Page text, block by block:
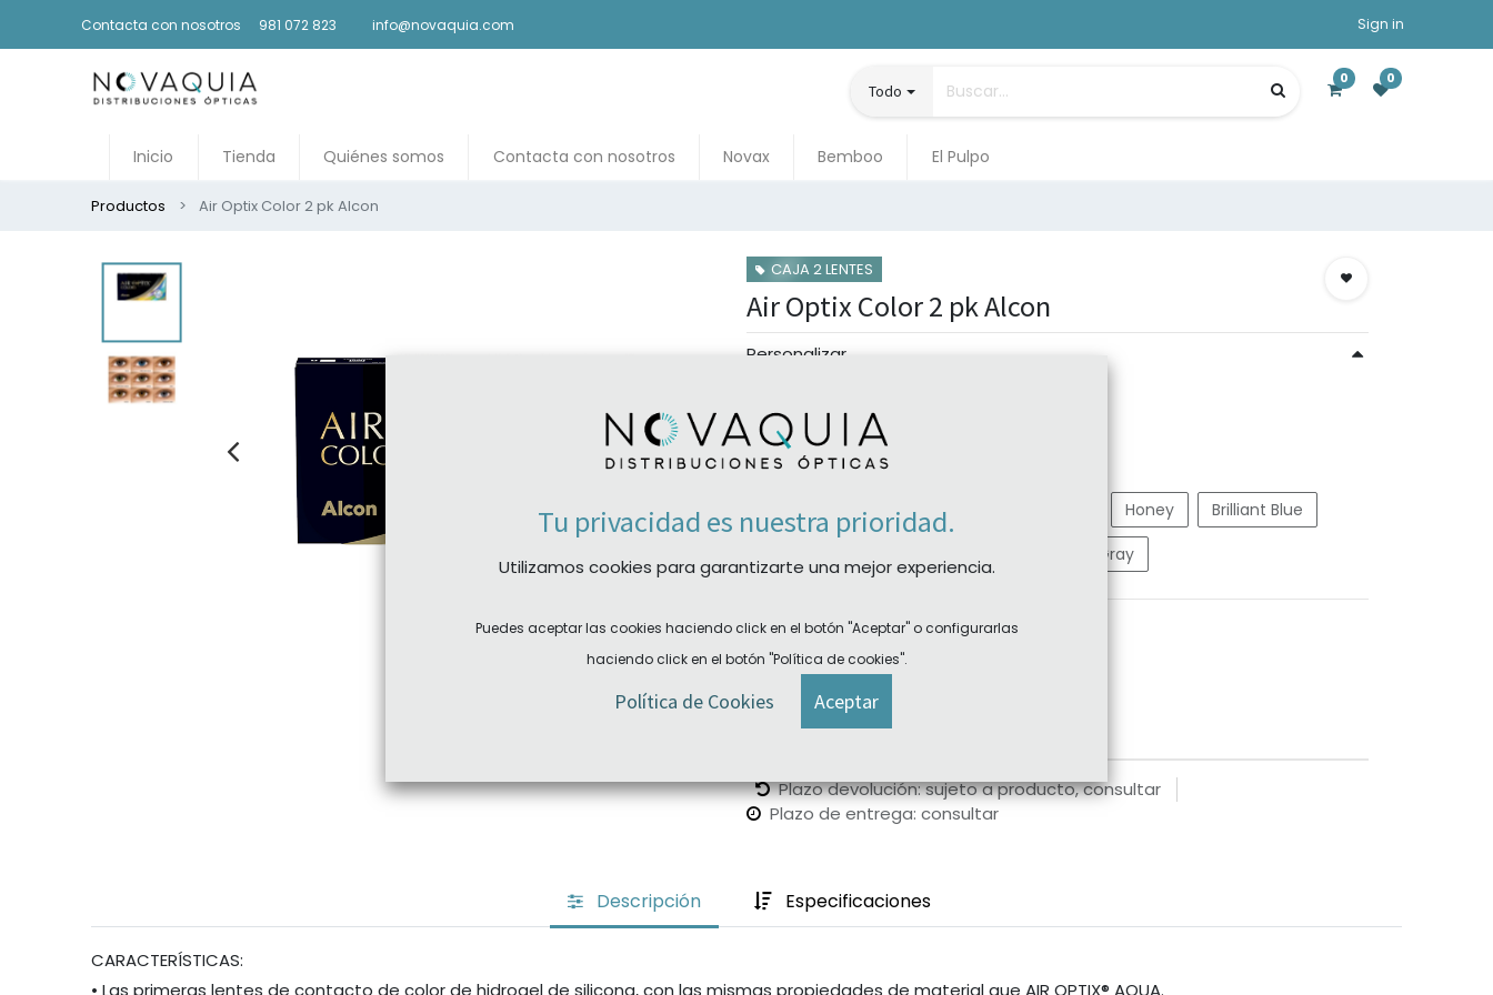
Contacta con nosotros 981 072 823 info@novaquia.com Sign in
Todo
0 0
Inicio Tienda Quiénes somos Contacta con nosotros Novax Bemboo El Pulpo
Productos Air Optix Color 2 pk Alcon
CAJA 2 LENTES
Air Optix Color 2 pk Alcon
Personalizar
Color Fabricación
Blue Green Gray Honey
Brilliant Blue
Sterling Gray
REF: ALAOC286-0000AZ
Categoría: Alcon
Plazo devolución: sujeto a producto, consultar
Plazo de entrega: consultar
Descripción Especificaciones
CARACTERÍSTICAS:
•Las primeras lentes de contacto de color de hidrogel de silicona, con las mismas propiedades de material que AIR OPTIX® AQUA.
Tu privacidad es nuestra prioridad.
Utilizamos cookies para garantizarte una mejor experiencia.
Puedes aceptar las cookies haciendo click en el botón "Aceptar" o configurarlas
haciendo click en el botón "Política de cookies".
Política de Cookies Aceptar